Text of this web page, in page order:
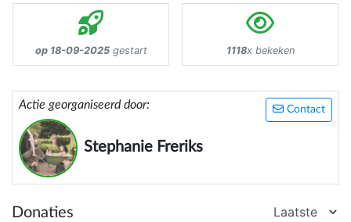
op 18-09-2025gestart 1118x bekeken
Contact
Actie georganiseerd door:
Stephanie Freriks
Donaties